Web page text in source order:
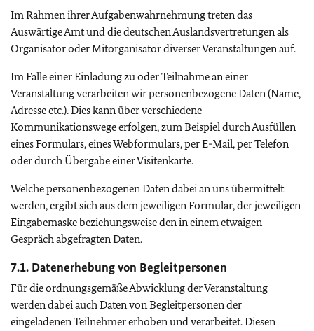
Im Rahmen ihrer Aufgabenwahrnehmung treten das
Auswärtige Amt und die deutschen Auslandsvertretungen als
Organisator oder Mitorganisator diverser Veranstaltungen auf.
Im Falle einer Einladung zu oder Teilnahme an einer
Veranstaltung verarbeiten wir personenbezogene Daten (Name,
Adresse etc.). Dies kann über verschiedene
Kommunikationswege erfolgen, zum Beispiel durch Ausfüllen
eines Formulars, eines Webformulars, per E-Mail, per Telefon
oder durch Übergabe einer Visitenkarte.
Welche personenbezogenen Daten dabei an uns übermittelt
werden, ergibt sich aus dem jeweiligen Formular, der jeweiligen
Eingabemaske beziehungsweise den in einem etwaigen
Gespräch abgefragten Daten.
7.1. Datenerhebung von Begleitpersonen
Für die ordnungsgemäße Abwicklung der Veranstaltung
werden dabei auch Daten von Begleitpersonen der
eingeladenen Teilnehmer erhoben und verarbeitet. Diesen